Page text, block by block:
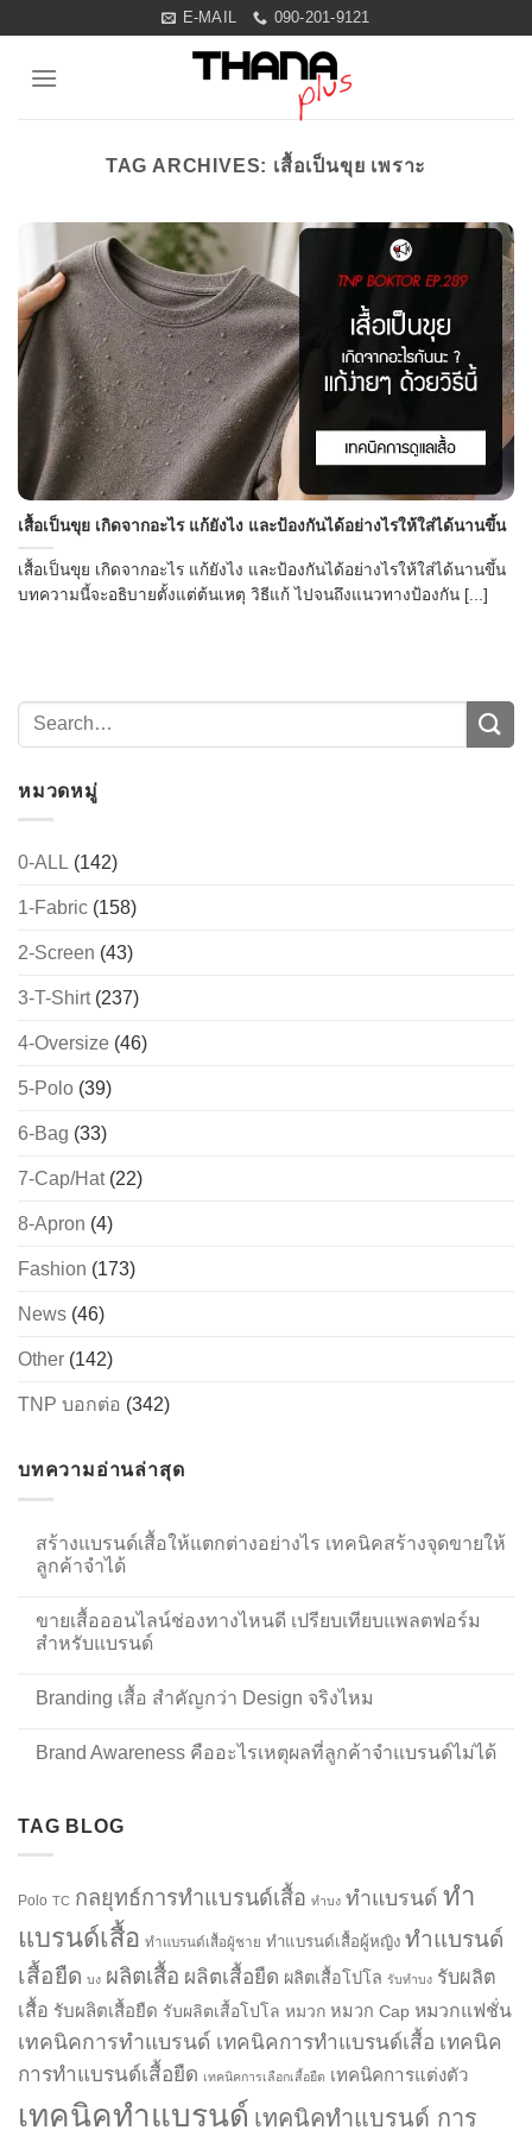
content
E-MAIL 090-201-9121
TAG ARCHIVES: เสื้อเป็นขุย เพราะ
เสื้อเป็นขุย เกิดจากอะไร แก้ยังไง และป้องกันได้อย่างไรให้ใส่ได้นานขึ้น
เสื้อเป็นขุย เกิดจากอะไร แก้ยังไง และป้องกันได้อย่างไรให้ใส่ได้นานขึ้น
บทความนี้จะอธิบายตั้งแต่ต้นเหตุ วิธีแก้ ไปจนถึงแนวทางป้องกัน [...]
หมวดหมู่
0-ALL (142)
1-Fabric (158)
2-Screen (43)
3-T-Shirt(237)
4-Oversize (46)
5-Polo (39)
6-Bag (33)
7-Cap/Hat(22)
8-Apron (4)
Fashion (173)
News (46)
Other (142)
TNP บอกต่อ (342)
บทความอ่านล่าสุด
สร้างแบรนด์เสื้อให้แตกต่างอย่างไร เทคนิคสร้างจุดขายให้
ลูกค้าจำได้
ขายเสื้อออนไลน์ช่องทางไหนดี เปรียบเทียบแพลตฟอร์ม
สำหรับแบรนด์
Branding เสื้อ สำคัญกว่า Design จริงไหม
Brand Awareness คืออะไรเหตุผลที่ลูกค้าจำแบรนด์ไม่ได้
TAG BLOG
Polo TC กลยุทธ์การทำแบรนด์เสื้อ ทำบง ทำแบรนด์ ทำ
แบรนด์เสื้อ ทำแบรนด์เสื้อผู้ชาย ทำแบรนด์เสื้อผู้หญิง ทำแบรนด์
เสื้อยืด บง ผลิตเสื้อ ผลิตเสื้อยืด ผลิตเสื้อโปโล รับทำบง รับผลิต
เสื้อ รับผลิตเสื้อยืด รับผลิตเสื้อโปโล หมวก หมวก Cap หมวกแฟชั่น
เทคนิคการทำแบรนด์ เทคนิคการทำแบรนด์เสื้อ เทคนิค
การทำแบรนด์เสื้อยืด เทคนิคการเลือกเสื้อยืด เทคนิคการแต่งตัว
เทคนิคทำแบรนด์ เทคนิคทำแบรนด์ การ